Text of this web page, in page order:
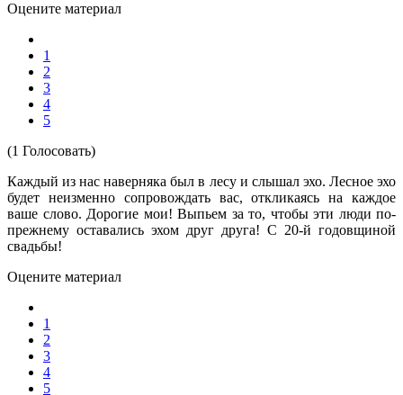
Оцените материал
1
2
3
4
5
(1 Голосовать)
Каждый из нас наверняка был в лесу и слышал эхо. Лесное эхо
будет неизменно сопровождать вас, откликаясь на каждое
ваше слово. Дорогие мои! Выпьем за то, чтобы эти люди по-
прежнему оставались эхом друг друга! С 20-й годовщиной
свадьбы!
Оцените материал
1
2
3
4
5